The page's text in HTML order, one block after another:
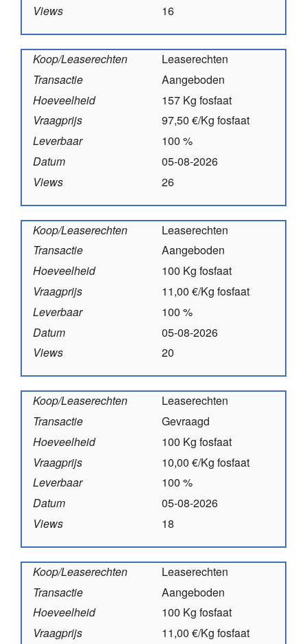
Views
16
Koop/Leaserechten
Leaserechten
Transactie
Aangeboden
Hoeveelheid
157 Kg fosfaat
Vraagprijs
97,50 €/Kg fosfaat
Leverbaar
100 %
Datum
05-08-2026
Views
26
Koop/Leaserechten
Leaserechten
Transactie
Aangeboden
Hoeveelheid
100 Kg fosfaat
Vraagprijs
11,00 €/Kg fosfaat
Leverbaar
100 %
Datum
05-08-2026
Views
20
Koop/Leaserechten
Leaserechten
Transactie
Gevraagd
Hoeveelheid
100 Kg fosfaat
Vraagprijs
10,00 €/Kg fosfaat
Leverbaar
100 %
Datum
05-08-2026
Views
18
Koop/Leaserechten
Leaserechten
Transactie
Aangeboden
Hoeveelheid
100 Kg fosfaat
Vraagprijs
11,00 €/Kg fosfaat